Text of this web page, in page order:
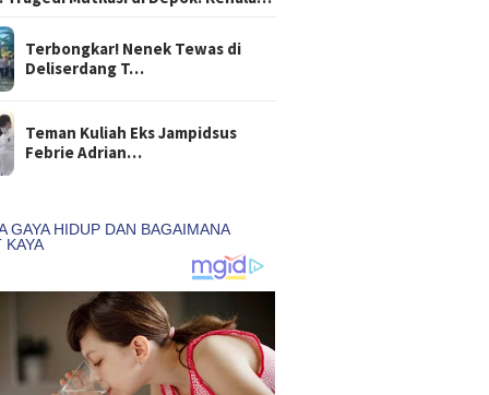
Terbongkar! Nenek Tewas di
Deliserdang T…
Teman Kuliah Eks Jampidsus
Febrie Adrian…